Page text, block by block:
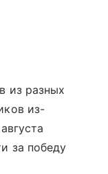
из разных
из-
за победу